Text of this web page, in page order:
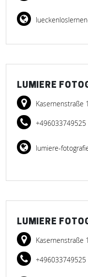
LUMIERE
Kasernenstraße 1
+496033749525
lumiere-
LUMIERE
Kasernenstraße 1
+496033749525